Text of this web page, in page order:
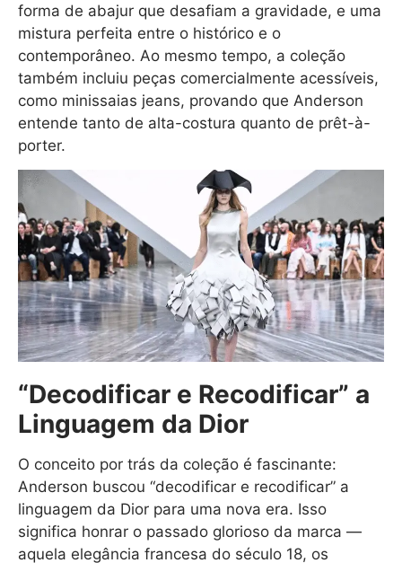
forma de abajur que desafiam a gravidade, e uma
mistura perfeita entre o histórico e o
contemporâneo. Ao mesmo tempo, a coleção
também incluiu peças comercialmente acessíveis,
como minissaias jeans, provando que Anderson
entende tanto de alta-costura quanto de prêt-à-
porter.
“Decodificar e Recodificar” a
Linguagem da Dior
O conceito por trás da coleção é fascinante:
Anderson buscou “decodificar e recodificar” a
linguagem da Dior para uma nova era. Isso
significa honrar o passado glorioso da marca —
aquela elegância francesa do século 18, os